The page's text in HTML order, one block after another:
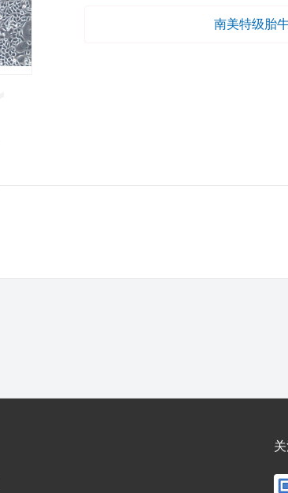
南美特级胎